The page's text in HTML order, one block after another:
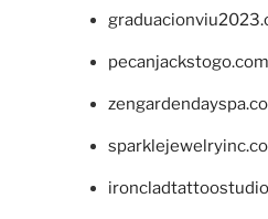
pecanjackstogo.com